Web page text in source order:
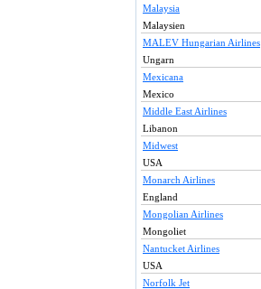
Malaysia
Malaysien
MALEV Hungarian Airlines
Ungarn
Mexicana
Mexico
Middle East Airlines
Libanon
Midwest
USA
Monarch Airlines
England
Mongolian Airlines
Mongoliet
Nantucket Airlines
USA
Norfolk Jet